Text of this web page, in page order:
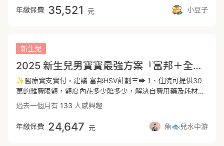
六分」、「脊髓損傷引起中度以上身心障礙」）⚠️DCF慢性精
神疾病理賠打折6成。⚠️XDE冠狀動脈繞道手術、重度心肌梗
險」治療初步為手術切除腫瘤患部、放射性治療及化學治療，
變，近期精確標靶藥物治療越趨普及且可即在家中休養治療，
還有更多的減少擴大感染及癌症擴散的手術及療程是一般傳統
療程型保險無法跟上的。一次金僅需確診診斷書即可啟動理
🐻遠雄CJ2癌症險一次金⭕癌症一次金給付，從定義原位癌起
⭕ 初期癌症理賠20％⭕ 若由初/輕度轉重度，重度保險金不
倒扣前已領金額（100％理賠）（胃、結腸、肝及肝內膽管、
障內。 ❶意外住院涵蓋骨折未住院的給付，無需再另外規劃骨
❸新安東京意外險除了基本意外保障之外，另包含「重大燒燙
傷」的200萬額度給付。 ✨總結：透過這份規劃可以建立相對
完整的風險轉嫁，並符合目前目前健保制度下的自費缺口 🔹
規劃方向主軸以【醫療單實支＋定額 、意外險、重大傷病/癌
症一次金】為軸。 🔹各家商品皆有優缺點，多家以上互補搭
配，讓保障更全面完整。 🔹規劃重點順序先保大再保小，罹
癌或重症先給一筆金額，住院治療靠醫療實支，治療期間皆有
個月：事先規劃好保障內容，才不會手忙腳亂 ⏰出生48小時
晚年醫療需求較高，仍可以享有高額醫療實支實付保障。 📍
終身醫療項目將有百歲祝壽金與百年後(身故)退還保費給下一
「總繳保費 x 1.02 倍」扣除「已申請之各項保險金總額」後退
年繳保費 35,521 元 小豆子
新生兒
2025 新生兒男寶寶最強方案『富邦＋全球』
✨醫療實支實付，建議 富邦HSV計劃三➡️ 1、住院可提供30
萬的雜費限額，額度內花多少賠多少，解決自費用藥及耗材的
花費。 2、門診額度較高，要注意有年度理賠上限 3、手術有
健保支付標準2-2-7「手術篇」、3-3-4-3 中的手術或條款中
附表二之限制。 ✨定額醫療，補足治療期間父母薪水損失，
建議選擇全球NIR 1、加強整體住院及手術的保障。 2、每日病
過去一個月有 133 人感興趣
年繳保費 24,647 元 魚🐟兒水中游